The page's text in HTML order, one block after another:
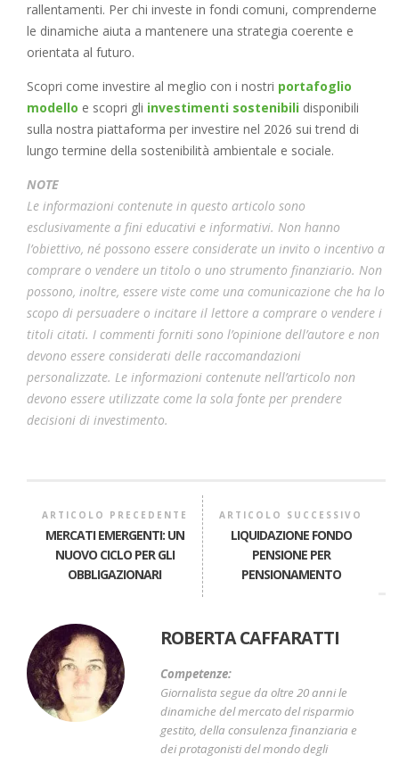
rallentamenti. Per chi investe in fondi comuni, comprenderne
le dinamiche aiuta a mantenere una strategia coerente e
orientata al futuro.
Scopri come investire al meglio con i nostri portafoglio
modello e scopri gli investimenti sostenibili disponibili
sulla nostra piattaforma per investire nel 2026 sui trend di
lungo termine della sostenibilità ambientale e sociale.
NOTE
Le informazioni contenute in questo articolo sono
esclusivamente a fini educativi e informativi. Non hanno
l’obiettivo, né possono essere considerate un invito o incentivo a
comprare o vendere un titolo o uno strumento finanziario. Non
possono, inoltre, essere viste come una comunicazione che ha lo
scopo di persuadere o incitare il lettore a comprare o vendere i
titoli citati. I commenti forniti sono l’opinione dell’autore e non
devono essere considerati delle raccomandazioni
personalizzate. Le informazioni contenute nell’articolo non
devono essere utilizzate come la sola fonte per prendere
decisioni di investimento.
ARTICOLO PRECEDENTE
MERCATI EMERGENTI: UN
NUOVO CICLO PER GLI
OBBLIGAZIONARI
ARTICOLO SUCCESSIVO
LIQUIDAZIONE FONDO
PENSIONE PER
PENSIONAMENTO
ROBERTA CAFFARATTI
Competenze:
Giornalista segue da oltre 20 anni le
dinamiche del mercato del risparmio
gestito, della consulenza finanziaria e
dei protagonisti del mondo degli